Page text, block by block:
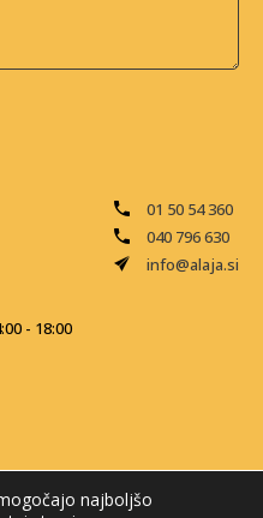
01 50 54 360
040 796 630
info@alaja.si
- 18:00
najboljšo